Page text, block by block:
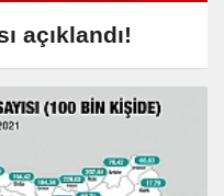
açıklandı!